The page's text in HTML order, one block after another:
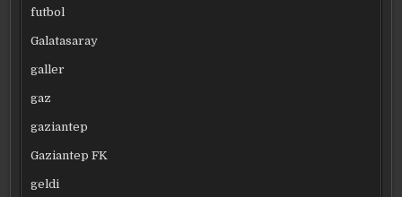
futbol
Galatasaray
galler
gaz
gaziantep
Gaziantep FK
geldi